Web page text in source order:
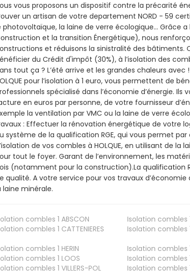
vous proposons un dispositif contre la précarité
un artisan de votre departement NORD - 59
photovoltaïque, la laine de verre écologique... Grâce
et la transition Énergétique), nous
et réduisons la sinistralité des bâtiments.
du Crédit d'impôt (30%), à l’isolation des
tout ça ? L’été arrive et les grandes chaleurs avec
pour l’isolation à 1 euro, vous permettent de
spécialisé dans l’économie d’énergie. Ils
en euros par personne, de votre fournisseur
la ventilation par VMC ou la laine de verre
: Effectuer la rénovation énergétique de votre
système de la qualification RGE, qui vous permet
de vos combles à HOLQUE, en utilisant de
tout le foyer. Garant de l’environnement, les
(notamment pour la construction).La qualification
qualité. A votre service pour vos travaux
laine minérale.
combles 1 ABSCON Isolation combles
combles 1 CATTENIERES Isolation combles
combles 1 HERIN Isolation combles
combles 1 LOOS Isolation combles
combles 1 VILLERS-POL Isolation combles